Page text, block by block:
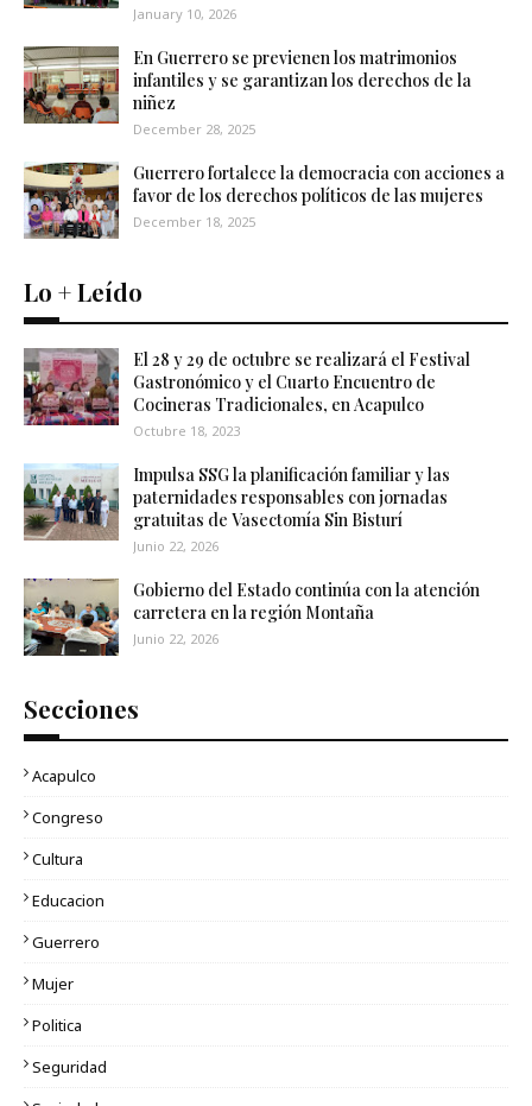
January 10, 2026
En Guerrero se previenen los matrimonios
infantiles y se garantizan los derechos de la
niñez
December 28, 2025
Guerrero fortalece la democracia con acciones a
favor de los derechos políticos de las mujeres
December 18, 2025
Lo + Leído
El 28 y 29 de octubre se realizará el Festival
Gastronómico y el Cuarto Encuentro de
Cocineras Tradicionales, en Acapulco
Octubre 18, 2023
Impulsa SSG la planificación familiar y las
paternidades responsables con jornadas
gratuitas de Vasectomía Sin Bisturí
Junio 22, 2026
Gobierno del Estado continúa con la atención
carretera en la región Montaña
Junio 22, 2026
Secciones
Acapulco
Congreso
Cultura
Educacion
Guerrero
Mujer
Politica
Seguridad